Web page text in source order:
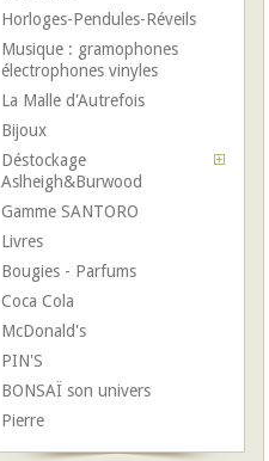
Horloges-Pendules-Réveils
Musique : gramophones
électrophones vinyles
La Malle d'Autrefois
Bijoux
Déstockage
Aslheigh&Burwood
Gamme SANTORO
Livres
Bougies - Parfums
Coca Cola
McDonald's
PIN'S
BONSAÏ son univers
Pierre